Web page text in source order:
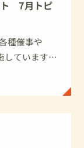
ト 7月トピ
種催事や
しています。
ント・行事
査結果を一